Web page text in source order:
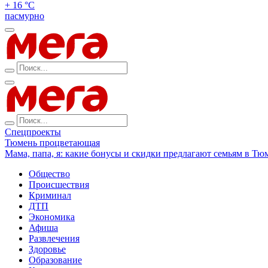
+ 16 °С
пасмурно
Спецпроекты
Тюмень процветающая
Мама, папа, я: какие бонусы и скидки предлагают семьям в
Общество
Происшествия
Криминал
ДТП
Экономика
Афиша
Развлечения
Здоровье
Образование